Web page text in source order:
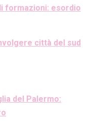
formazioni: esordio
città del sud
del Palermo: